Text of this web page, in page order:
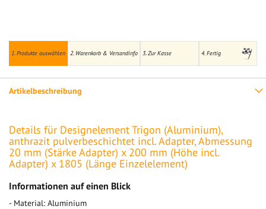
1. Produkte auswählen 2. Warenkorb & Versandinfo 3. Zur Kasse 4. Fertig
Artikelbeschreibung
Details für Designelement Trigon (Aluminium),
anthrazit pulverbeschichtet incl. Adapter, Abmessung
20 mm (Stärke Adapter) x 200 mm (Höhe incl.
Adapter) x 1805 (Länge Einzelelement)
Informationen auf einen Blick
- Material: Aluminium